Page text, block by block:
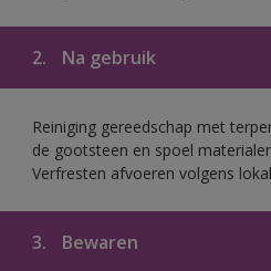
2. Na gebruik
Reiniging gereedschap met
de gootsteen en spoel
Verfresten afvoeren volgens
3. Bewaren